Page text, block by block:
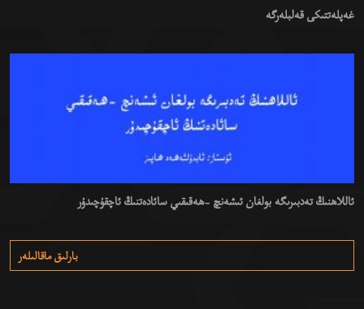
غەپلەتتىكى قەلبلەرگە
ئاللاھنىڭ تەدبىرىگە بولغان ئىشەنچ -ھەقىقىي سائادەتنىڭ ئاچقۇچىدۇر
بارلىق ماقالىلەر